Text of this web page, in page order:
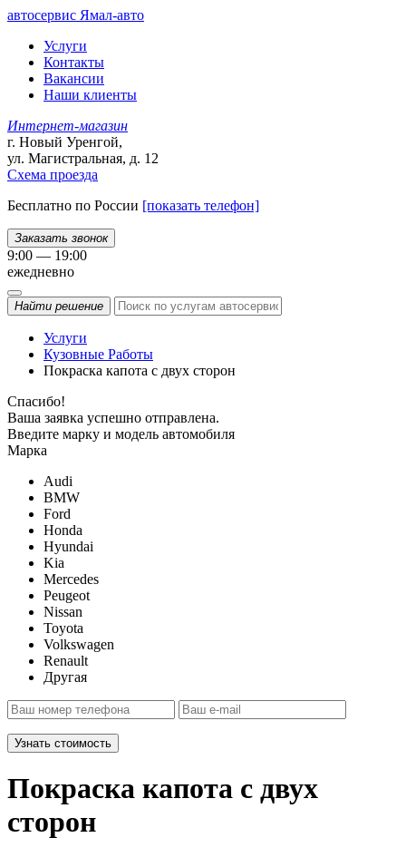
автосервис Ямал-авто
Услуги
Контакты
Вакансии
Наши клиенты
Интернет-магазин
г. Новый Уренгой,
ул. Магистральная, д. 12
Схема проезда
Бесплатно по России [показать телефон]
Заказать звонок
9:00 — 19:00
ежедневно
Найти решение
Услуги
Кузовные Работы
Покраска капота с двух сторон
Спасибо!
Ваша заявка успешно отправлена.
Введите марку и модель автомобиля
Марка
Audi
BMW
Ford
Honda
Hyundai
Kia
Mercedes
Peugeot
Nissan
Toyota
Volkswagen
Renault
Другая
Узнать стоимость
Покраска капота с двух
сторон